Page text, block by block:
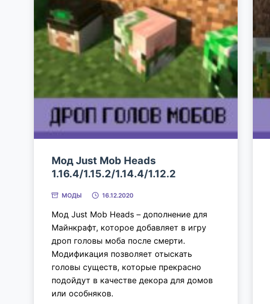
Мод Just Mob Heads
1.16.4/1.15.2/1.14.4/1.12.2
МОДЫ 16.12.2020
Мод Just Mob Heads – дополнение для
Майнкрафт, которое добавляет в игру
дроп головы моба после смерти.
Модификация позволяет отыскать
головы существ, которые прекрасно
подойдут в качестве декора для домов
или особняков.